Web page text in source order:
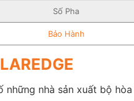
Số Pha
Bảo Hành
những nhà sản xuất bộ